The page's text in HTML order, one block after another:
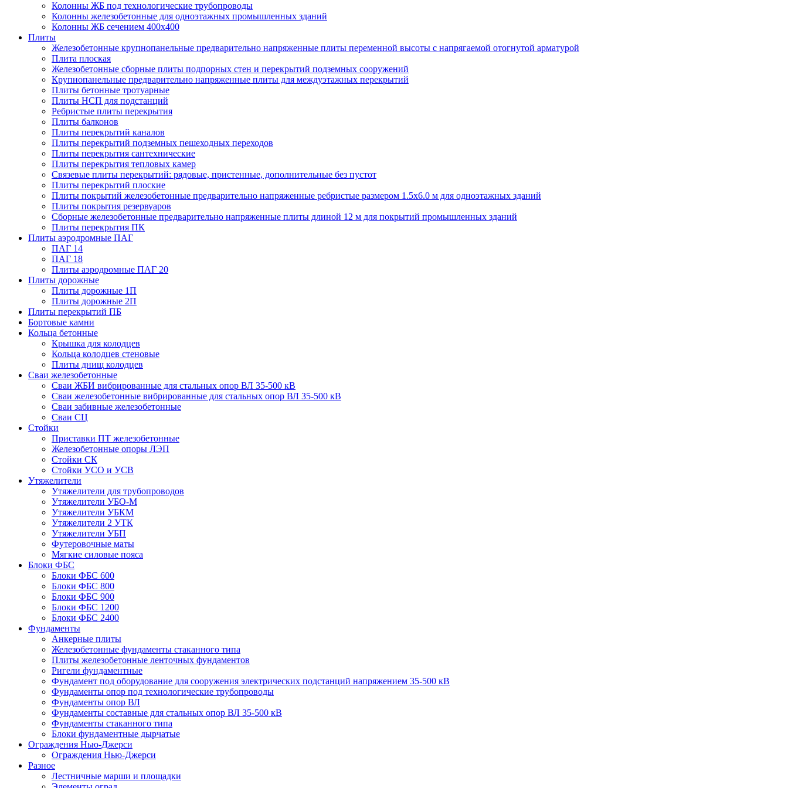
Колонны ЖБ под технологические трубопроводы
Колонны железобетонные для одноэтажных промышленных зданий
Колонны ЖБ сечением 400х400
Плиты
Железобетонные крупнопанельные предварительно напряженные плиты переменной высоты с напрягаемой отогнутой арматурой
Плита плоская
Железобетонные сборные плиты подпорных стен и перекрытий подземных сооружений
Крупнопанельные предварительно напряженные плиты для междуэтажных перекрытий
Плиты бетонные тротуарные
Плиты НСП для подстанций
Ребристые плиты перекрытия
Плиты балконов
Плиты перекрытий каналов
Плиты перекрытий подземных пешеходных переходов
Плиты перекрытия сантехнические
Плиты перекрытия тепловых камер
Связевые плиты перекрытий: рядовые, пристенные, дополнительные без пустот
Плиты перекрытий плоские
Плиты покрытий железобетонные предварительно напряженные ребристые размером 1.5х6.0 м для одноэтажных зданий
Плиты покрытия резервуаров
Сборные железобетонные предварительно напряженные плиты длиной 12 м для покрытий промышленных зданий
Плиты перекрытия ПК
Плиты аэродромные ПАГ
ПАГ 14
ПАГ 18
Плиты аэродромные ПАГ 20
Плиты дорожные
Плиты дорожные 1П
Плиты дорожные 2П
Плиты перекрытий ПБ
Бортовые камни
Кольца бетонные
Крышка для колодцев
Кольца колодцев стеновые
Плиты днищ колодцев
Сваи железобетонные
Сваи ЖБИ вибрированные для стальных опор ВЛ 35-500 кВ
Сваи железобетонные вибрированные для стальных опор ВЛ 35-500 кВ
Сваи забивные железобетонные
Сваи СЦ
Стойки
Приставки ПТ железобетонные
Железобетонные опоры ЛЭП
Стойки СК
Стойки УСО и УСВ
Утяжелители
Утяжелители для трубопроводов
Утяжелители УБО-М
Утяжелители УБКМ
Утяжелители 2 УТК
Утяжелители УБП
Футеровочные маты
Мягкие силовые пояса
Блоки ФБС
Блоки ФБС 600
Блоки ФБС 800
Блоки ФБС 900
Блоки ФБС 1200
Блоки ФБС 2400
Фундаменты
Анкерные плиты
Железобетонные фундаменты стаканного типа
Плиты железобетонные ленточных фундаментов
Ригели фундаментные
Фундамент под оборудование для сооружения электрических подстанций напряжением 35-500 кВ
Фундаменты опор под технологические трубопроводы
Фундаменты опор ВЛ
Фундаменты составные для стальных опор ВЛ 35-500 кВ
Фундаменты стаканного типа
Блоки фундаментные дырчатые
Ограждения Нью-Джерси
Ограждения Нью-Джерси
Разное
Лестничные марши и площадки